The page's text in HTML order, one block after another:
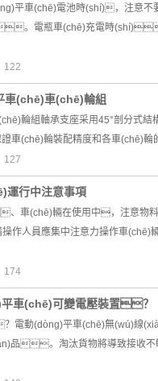
平車(chē)電池時(shí)，注
。電瓶車(chē)充電時
122
車(chē)車(chē)輪組
(chē)輪組軸承支座采用45°剖
車(chē)輪裝配精度和各車
127
運行中注意事項
、車(chē)輛在使用中，注
人員應集中注意力操作車
174
車(chē)可變電壓裝置？
電動(dòng)平車(chē)無(wú)線
品。淘汰貨物將導致接收